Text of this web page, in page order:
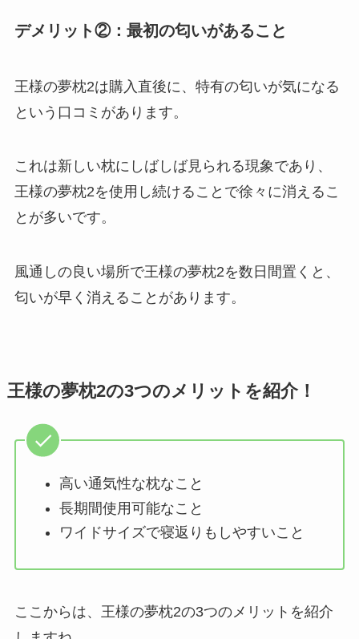
デメリット②：最初の匂いがあること
王様の夢枕2は購入直後に、 特有の匂いが気になる
という口コミがあります。
これは新しい枕にしばしば見られる現象であり、
王様の夢枕2を使用し続けることで徐々に消えるこ
とが多いです。
風通しの良い場所で王様の夢枕2を数日間置くと、
匂いが早く消えることがあります。
王様の夢枕2の3つのメリットを紹介！
高い通気性な枕なこと
長期間使用可能なこと
ワイドサイズで寝返りもしやすいこと
ここからは、王様の夢枕2の3つのメリットを紹介